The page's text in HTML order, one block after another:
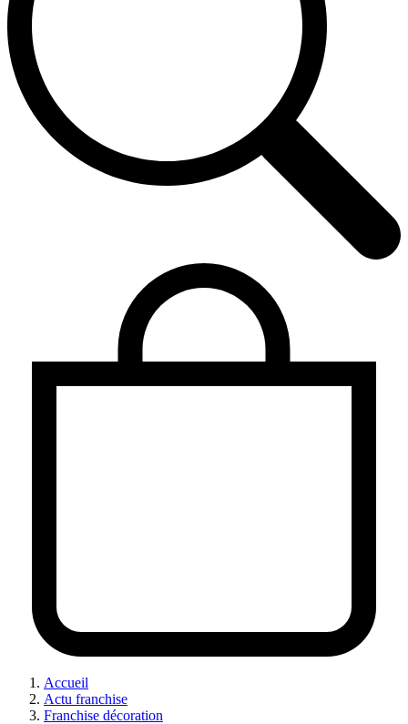
Accueil
Actu franchise
Franchise décoration